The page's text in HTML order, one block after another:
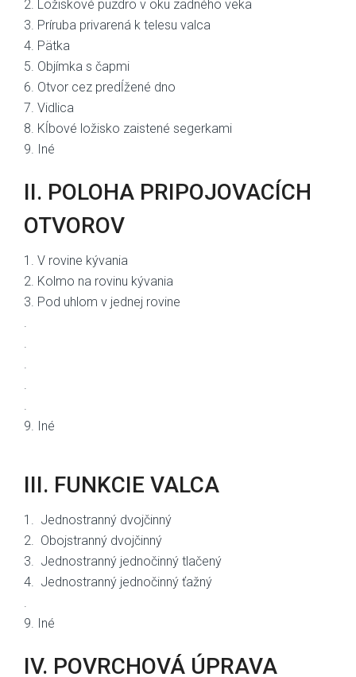
2. Ložiskové puzdro v oku zadného veka
3. Príruba privarená k telesu valca
4. Pätka
5. Objímka s čapmi
6. Otvor cez predĺžené dno
7. Vidlica
8. Kĺbové ložisko zaistené segerkami
9. Iné
II. POLOHA PRIPOJOVACÍCH
OTVOROV
1. V rovine kývania
2. Kolmo na rovinu kývania
3. Pod uhlom v jednej rovine
9. Iné
III. FUNKCIE VALCA
1. Jednostranný dvojčinný
2. Obojstranný dvojčinný
3. Jednostranný jednočinný tlačený
4. Jednostranný jednočinný ťažný
9. Iné
IV. POVRCHOVÁ ÚPRAVA